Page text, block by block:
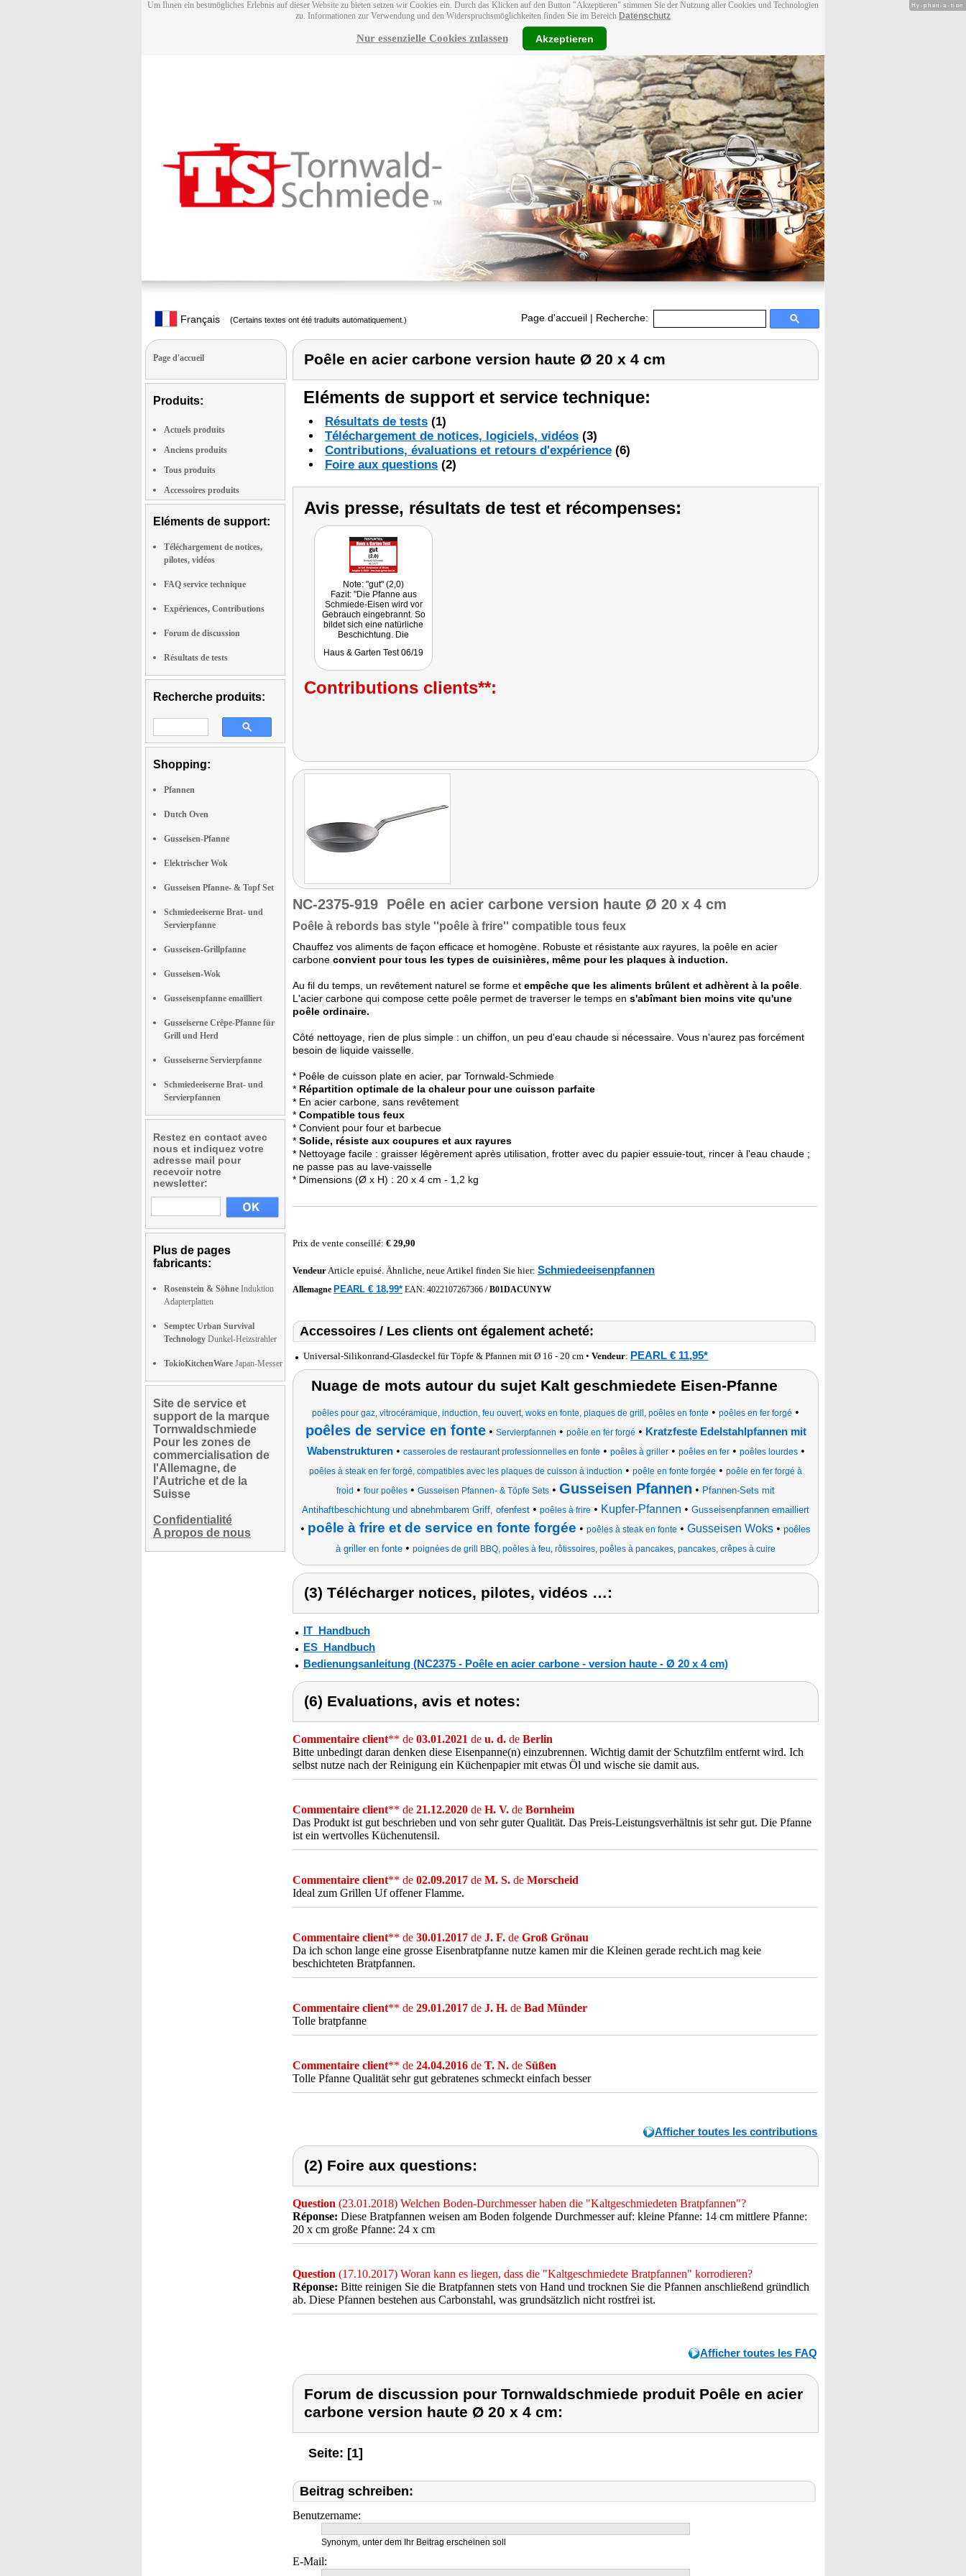
Um Ihnen ein bestmögliches Erlebnis auf dieser Website zu bieten setzen wir Cookies ein. Durch das Klicken auf den Button "Akzeptieren" stimmen Sie der Nutzung aller Cookies und Technologien
zu. Informationen zur Verwendung und den Widerspruchsmöglichkeiten finden Sie im Bereich Datenschutz
Nur essenzielle Cookies zulassen Akzeptieren
Français (Certains textes ont été traduits automatiquement.) Page d'accueil | Recherche:
Page d'accueil
Produits:
Actuels produits
Anciens produits
Tous produits
Accessoires produits
Eléments de support:
Téléchargement de notices,
pilotes, vidéos
FAQ service technique
Expériences, Contributions
Forum de discussion
Résultats de tests
Recherche produits:
Shopping:
Pfannen
Dutch Oven
Gusseisen-Pfanne
Elektrischer Wok
Gusseisen Pfanne- & Topf Set
Schmiedeeiserne Brat- und
Servierpfanne
Gusseisen-Grillpfanne
Gusseisen-Wok
Gusseisenpfanne emailliert
Gusseiserne Crêpe-Pfanne für
Grill und Herd
Gusseiserne Servierpfanne
Schmiedeeiserne Brat- und
Servierpfannen
Restez en contact avec
nous et indiquez votre
adresse mail pour
recevoir notre
newsletter:
Plus de pages
fabricants:
Rosenstein & Söhne Induktion
Adapterplatten
Semptec Urban Survival
Technology Dunkel-Heizstrahler
TokioKitchenWare Japan-Messer
Site de service et
support de la marque
Tornwaldschmiede
Pour les zones de
commercialisation de
l'Allemagne, de
l'Autriche et de la
Suisse
Confidentialité
A propos de nous
Poêle en acier carbone version haute Ø 20 x 4 cm
Eléments de support et service technique:
Résultats de tests (1)
Téléchargement de notices, logiciels, vidéos (3)
Contributions, évaluations et retours d'expérience (6)
Foire aux questions (2)
Avis presse, résultats de test et récompenses:
Note: "gut" (2,0)
Fazit: "Die Pfanne aus
Schmiede-Eisen wird vor
Gebrauch eingebrannt. So
bildet sich eine natürliche
Beschichtung. Die
Bratgut und ermöglicht
Haus & Garten Test 06/19
Contributions clients**:
NC-2375-919 Poêle en acier carbone version haute Ø 20 x 4 cm
Poêle à rebords bas style ''poêle à frire'' compatible tous feux
Chauffez vos aliments de façon efficace et homogène. Robuste et résistante aux rayures, la poêle en acier
carbone convient pour tous les types de cuisinières, même pour les plaques à induction.
Au fil du temps, un revêtement naturel se forme et empêche que les aliments brûlent et adhèrent à la poêle
L'acier carbone qui compose cette poêle permet de traverser le temps en s'abîmant bien moins vite qu'une
poêle ordinaire.
Côté nettoyage, rien de plus simple : un chiffon, un peu d'eau chaude si nécessaire. Vous n'aurez pas forcément
besoin de liquide vaisselle.
* Poêle de cuisson plate en acier, par Tornwald-Schmiede
* Répartition optimale de la chaleur pour une cuisson parfaite
* En acier carbone, sans revêtement
* Compatible tous feux
* Convient pour four et barbecue
* Solide, résiste aux coupures et aux rayures
* Nettoyage facile : graisser légèrement après utilisation, frotter avec du papier essuie-tout, rincer à l'eau chaude ;
ne passe pas au lave-vaisselle
* Dimensions (Ø x H) : 20 x 4 cm - 1,2 kg
Prix de vente conseillé: € 29,90
Vendeur Article epuisé. Ähnliche, neue Artikel finden Sie hier: Schmiedeeisenpfannen
Allemagne PEARL € 18,99* EAN: 4022107267366 /B01DACUNYW
Accessoires / Les clients ont également acheté:
Universal-Silikonrand-Glasdeckel für Töpfe & Pfannen mit Ø 16 - 20 cm • Vendeur: PEARL € 11,95*
Nuage de mots autour du sujet Kalt geschmiedete Eisen-Pfanne
poêles pour gaz, vitrocéramique, induction, feu ouvert, woks en fonte, plaques de grill, poêles en fonte • poêles en fer forgé •
poêles de service en fonte• Servierpfannen • poêle en fer forgé • Kratzfeste Edelstahlpfannen mit
Wabenstrukturen• casseroles de restaurant professionnelles en fonte • poêles à griller• poêles en fer• poêles lourdes•
poêles à steak en fer forgé, compatibles avec les plaques de cuisson à induction • poêle en fonte forgée • poêle en fer forgé à
froid • four poêles • Gusseisen Pfannen- & Töpfe Sets • Gusseisen Pfannen • Pfannen-Sets mit
Antihaftbeschichtung und abnehmbarem Griff, ofenfest • poêles à frire • Kupfer-Pfannen • Gusseisenpfannen emailliert
• poêle à frire et de service en fonte forgée • poêles à steak en fonte • Gusseisen Woks • poêles
à griller en fonte • poignées de grill BBQ, poêles à feu, rôtissoires, poêles à pancakes, pancakes, crêpes à cuire
(3) Télécharger notices, pilotes, vidéos …:
IT_Handbuch
ES_Handbuch
Bedienungsanleitung (NC2375 - Poêle en acier carbone - version haute - Ø 20 x 4 cm)
(6) Evaluations, avis et notes:
Commentaire client** de 03.01.2021 de u. d. de Berlin
Bitte unbedingt daran denken diese Eisenpanne(n) einzubrennen. Wichtig damit der Schutzfilm entfernt wird. Ich
selbst nutze nach der Reinigung ein Küchenpapier mit etwas Öl und wische sie damit aus.
Commentaire client** de 21.12.2020 de H. V. de Bornheim
Das Produkt ist gut beschrieben und von sehr guter Qualität. Das Preis-Leistungsverhältnis ist sehr gut. Die Pfanne
ist ein wertvolles Küchenutensil.
Commentaire client** de 02.09.2017 de M. S. de Morscheid
Ideal zum Grillen Uf offener Flamme.
Commentaire client** de 30.01.2017 de J. F. de Groß Grönau
Da ich schon lange eine grosse Eisenbratpfanne nutze kamen mir die Kleinen gerade recht.ich mag keie
beschichteten Bratpfannen.
Commentaire client** de 29.01.2017 de J. H. de Bad Münder
Tolle bratpfanne
Commentaire client** de 24.04.2016 de T. N. de Süßen
Tolle Pfanne Qualität sehr gut gebratenes schmeckt einfach besser
Afficher toutes les contributions
(2) Foire aux questions:
Question (23.01.2018) Welchen Boden-Durchmesser haben die "Kaltgeschmiedeten Bratpfannen"?
Réponse: Diese Bratpfannen weisen am Boden folgende Durchmesser auf: kleine Pfanne: 14 cm mittlere Pfanne:
20 x cm große Pfanne: 24 x cm
Question (17.10.2017) Woran kann es liegen, dass die "Kaltgeschmiedete Bratpfannen" korrodieren?
Réponse: Bitte reinigen Sie die Bratpfannen stets von Hand und trocknen Sie die Pfannen anschließend gründlich
ab. Diese Pfannen bestehen aus Carbonstahl, was grundsätzlich nicht rostfrei ist.
Afficher toutes les FAQ
Forum de discussion pour Tornwaldschmiede produit Poêle en acier
carbone version haute Ø 20 x 4 cm:
Seite: [1]
Beitrag schreiben:
Benutzername:
Synonym, unter dem Ihr Beitrag erscheinen soll
E-Mail:
Hy-phen-a-tion